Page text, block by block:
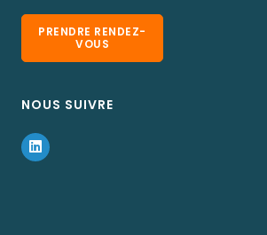
PRENDRE RENDEZ-
VOUS
NOUS SUIVRE